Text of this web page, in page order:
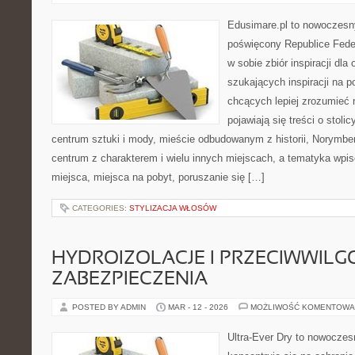
Edusimare.pl to
poświęcony Republice
w sobie zbiór inspiracji dla
szukających inspiracji na
chcących lepiej zrozumieć
pojawiają się treści o
centrum sztuki i mody, mieście odbudowanym z historii,
centrum z charakterem i wielu innych miejscach, a tematyka
miejsca, miejsca na pobyt, poruszanie się […]
CATEGORIES: STYLIZACJA WŁOSÓW
HYDROIZOLACJE I
ZABEZPIECZENIA
POSTED BY ADMIN MAR - 12 - 2026 MOŻLIWOŚĆ
Ultra-Ever Dry to